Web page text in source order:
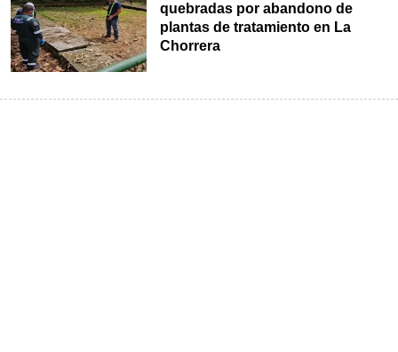
quebradas por abandono de
plantas de tratamiento en La
Chorrera